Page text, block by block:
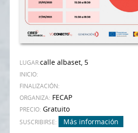
LUGAR:calle albaset, 5
INICIO:
FINALIZACIÓN:
ORGANIZA: FECAP
PRECIO: Gratuito
SUSCRIBIRSE:
Más información